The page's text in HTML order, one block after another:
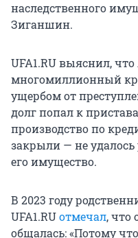
наследственного
Зиганшин.
UFA1.RU выяснил,
многомиллионный
ущербом от
долг попал к
производство по
закрыли — не
его имущество.
В 2023 году
UFA1.RUотмечал, что
общалась: «Потому